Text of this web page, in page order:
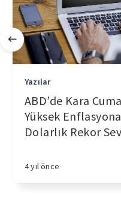
Yazılar
ABD’de Kara
Yüksek
Dolarlık Rekor
4 yıl önce